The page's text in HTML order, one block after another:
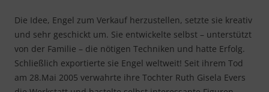
Die Idee, Engel zum Verkauf herzustellen, setzte sie kreativ
und sehr geschickt um. Sie entwickelte selbst – unterstützt
von der Familie – die nötigen Techniken und hatte Erfolg.
Schließlich exportierte sie Engel weltweit! Seit ihrem Tod
am 28.Mai 2005 verwahrte ihre Tochter Ruth Gisela Evers